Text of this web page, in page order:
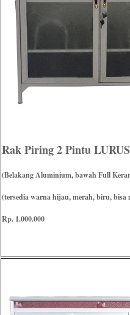
Rak Piring 2 Pintu
(Belakang Aluminium, bawah Full
(tersedia warna hijau, merah, biru, bisa
Rp. 1.000.000